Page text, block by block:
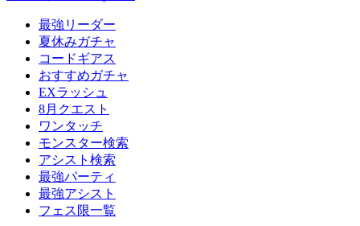
最強リーダー
夏休みガチャ
コードギアス
おすすめガチャ
EXラッシュ
8月クエスト
ワンタッチ
モンスター検索
アシスト検索
最強パーティ
最強アシスト
フェス限一覧